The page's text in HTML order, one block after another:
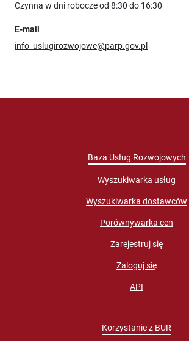
Czynna w dni robocze od 8:30 do 16:30
E-mail
info_uslugirozwojowe@parp.gov.pl
Baza Usług Rozwojowych
Wyszukiwarka usług
Wyszukiwarka dostawców
Porównywarka cen
Zarejestruj się
Zaloguj się
API
Korzystanie z BUR